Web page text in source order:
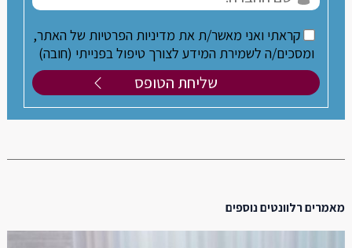
קראתי ואני מאשר/ת את מדיניות הפרטיות של האתר,
ומסכים/ה לשמירת המידע לצורך טיפול בפנייתי (חובה)
מאמרים רלוונטים נוספים